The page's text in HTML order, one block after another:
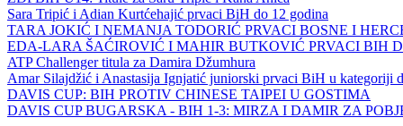
Sara Tripić i Adian Kurtćehajić prvaci BiH do 12 godina
TARA JOKIĆ I NEMANJA TODORIĆ PRVACI BOSNE I
EDA-LARA ŠAĆIROVIĆ I MAHIR BUTKOVIĆ PRVACI BIH
ATP Challenger titula za Damira Džumhura
Amar Silajdžić i Anastasija Ignjatić juniorski prvaci BiH u kategoriji
DAVIS CUP: BIH PROTIV CHINESE TAIPEI U GOSTIMA
DAVIS CUP BUGARSKA - BIH 1-3: MIRZA I DAMIR ZA